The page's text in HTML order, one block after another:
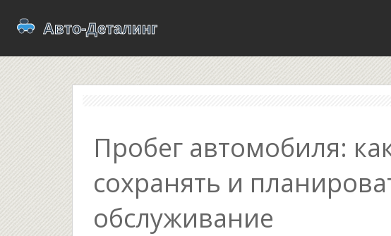
Пробег автомобиля:
сохранять и
обслуживание